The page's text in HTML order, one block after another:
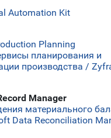
Automation Kit
Planning
планирования и
производства /
Manager
материального
Data Reconciliation